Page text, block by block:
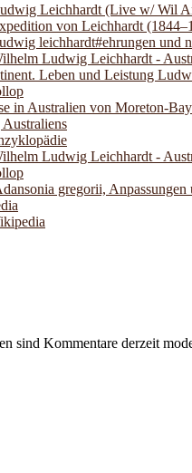
Leichhardt (Live w/ Wil
von Leichhardt
leichhardt#ehrungen und
Ludwig Leichhardt -
Leben und Leistung
in Australien von Moreton-
Ludwig Leichhardt -
gregorii,
sind Kommentare derzeit